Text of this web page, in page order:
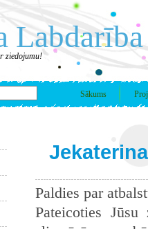
Labdarība
ziedojumu!
Sākums
Paldies par
Pateicoties